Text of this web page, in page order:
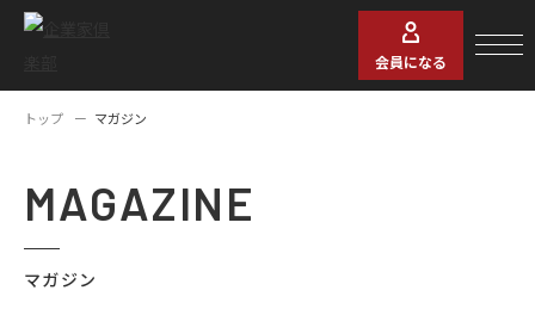
会員になる
トップ マガジン
MAGAZINE
マガジン